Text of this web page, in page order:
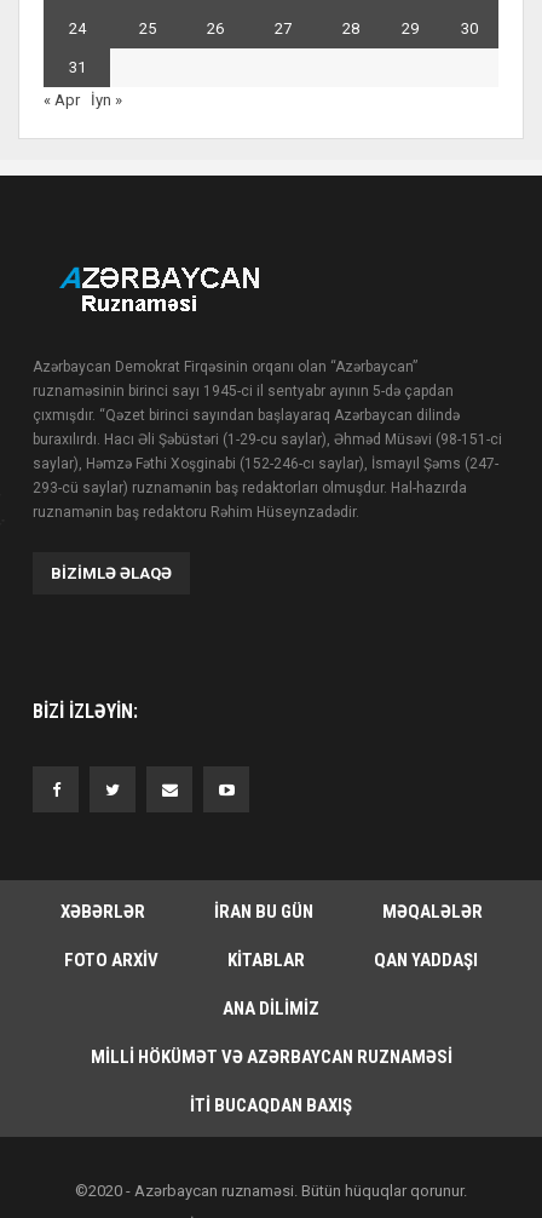
24 25 26 27 28 29 30
31
« Apr
İyn »
Azərbaycan Demokrat Firqəsinin orqanı olan “Azərbaycan”
ruznaməsinin birinci sayı 1945-ci il sentyabr ayının 5-də çapdan
çıxmışdır. “Qəzet birinci sayından başlayaraq Azərbaycan dilində
buraxılırdı. Hacı Əli Şəbüstəri (1-29-cu saylar), Əhməd Müsəvi (98-151-ci
saylar), Həmzə Fəthi Xoşginabi (152-246-cı saylar), İsmayıl Şəms (247-
293-cü saylar) ruznamənin baş redaktorları olmuşdur. Hal-hazırda
ruznamənin baş redaktoru Rəhim Hüseynzadədir.
BIZIMLƏ ƏLAQƏ
BIZI IZLƏYIN:
XƏBƏRLƏR İRAN BU GÜN MƏQALƏLƏR
FOTO ARXIV KITABLAR QAN YADDAŞI
ANA DILIMIZ
MILLI HÖKÜMƏT VƏ AZƏRBAYCAN RUZNAMƏSI
İTI BUCAQDAN BAXIŞ
©2020 - Azərbaycan ruznaməsi. Bütün hüquqlar qorunur.